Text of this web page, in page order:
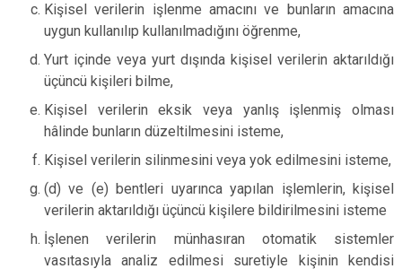
Kişisel verilerin işlenme amacını ve bunların amacına
uygun kullanılıp kullanılmadığını öğrenme,
Yurt içinde veya yurt dışında kişisel verilerin aktarıldığı
üçüncü kişileri bilme,
Kişisel verilerin eksik veya yanlış işlenmiş olması
hâlinde bunların düzeltilmesini isteme,
Kişisel verilerin silinmesini veya yok edilmesini isteme,
(d) ve (e) bentleri uyarınca yapılan işlemlerin, kişisel
verilerin aktarıldığı üçüncü kişilere bildirilmesini isteme
İşlenen verilerin münhasıran otomatik sistemler
vasıtasıyla analiz edilmesi suretiyle kişinin kendisi